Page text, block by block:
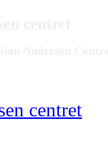
centret